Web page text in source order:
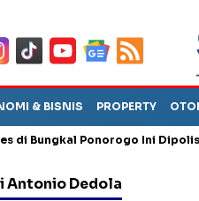
& BISNIS PROPERTY
Bungkal Ponorogo Ini Dipolisikan
Antonio Dedola